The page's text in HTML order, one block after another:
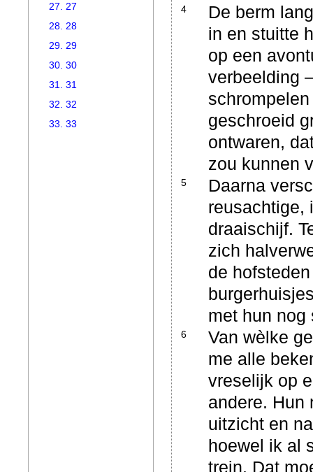
4
De berm
in en stuitte
op een
verbeelding
geschroeid
ontwaren,
zou kunnen
5
Daarna
reusachtige,
draaischijf.
zich
de hofsteden
met hun
6
Van wèlke
me alle
vreselijk op
andere. Hun
uitzicht en
hoewel ik al
trein. Dat
27. 27
28. 28
29. 29
30. 30
31. 31
32. 32
33. 33